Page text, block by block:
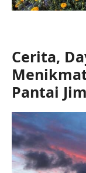
Cerita,
Pantai